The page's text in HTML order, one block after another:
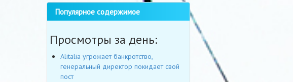
Популярное содержимое
Просмотры за день:
Alitalia угрожает банкротство,
генеральный директор покидает свой
пост